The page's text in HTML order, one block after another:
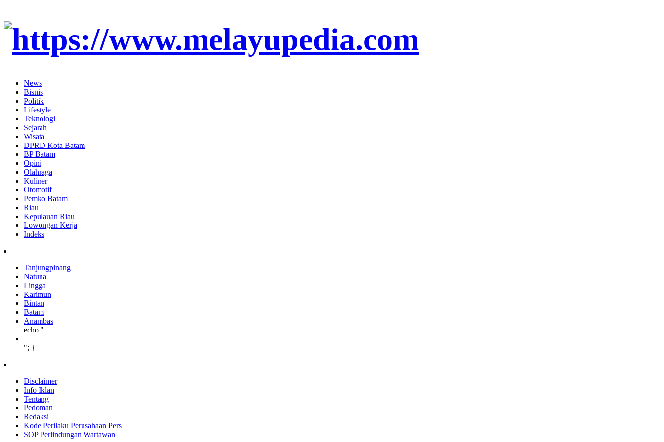
News
Bisnis
Politik
Lifestyle
Teknologi
Sejarah
Wisata
DPRD Kota Batam
BP Batam
Opini
Olahraga
Kuliner
Otomotif
Pemko Batam
Riau
Kepulauan Riau
Lowongan Kerja
Indeks
Tanjungpinang
Natuna
Lingga
Karimun
Bintan
Batam
Anambas
echo "
"; }
Disclaimer
Info Iklan
Tentang
Pedoman
Redaksi
Kode Perilaku Perusahaan Pers
SOP Perlindungan Wartawan